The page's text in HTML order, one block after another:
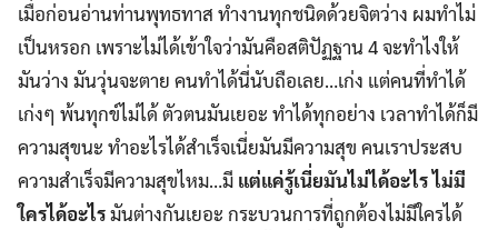
เมื่อก่อนอ่านท่านพุทธทาส ทำงานทุกชนิดด้วยจิตว่าง ผมทำไม่
เป็นหรอก เพราะไม่ได้เข้าใจว่ามันคือสติปัฏฐาน 4 จะทำไงให้
มันว่าง มันวุ่นจะตาย คนทำได้นี่นับถือเลย…เก่ง แต่คนที่ทำได้
เก่งๆ พ้นทุกข์ไม่ได้ ตัวตนมันเยอะ ทำได้ทุกอย่าง เวลาทำได้ก็มี
ความสุขนะ ทำอะไรได้สำเร็จเนี่ยมันมีความสุข คนเราประสบ
ความสำเร็จมีความสุขไหม…มี แต่แค่รู้เนี่ยมันไม่ได้อะไรไม่มี
ใครได้อะไรมันต่างกันเยอะ กระบวนการที่ถูกต้องไม่มีใครได้